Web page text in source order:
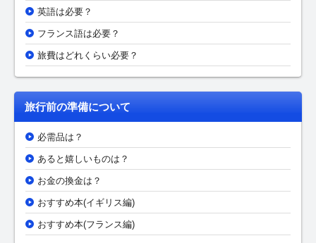
英語は必要？
フランス語は必要？
旅費はどれくらい必要？
旅行前の準備について
必需品は？
あると嬉しいものは？
お金の換金は？
おすすめ本(イギリス編)
おすすめ本(フランス編)